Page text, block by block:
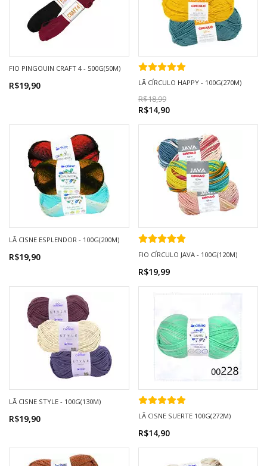
FIO PINGOUIN CRAFT 4 - 500G(50M)
R$19,90 LÃ CÍRCULO HAPPY - 100G(270M)
R$18,99
R$14,90
LÃ CISNE ESPLENDOR - 100G(200M)
R$19,90 FIO CÍRCULO JAVA - 100G(120M)
R$19,99
LÃ CISNE STYLE - 100G(130M)
R$19,90 LÃ CISNE SUERTE 100G(272M)
R$14,90